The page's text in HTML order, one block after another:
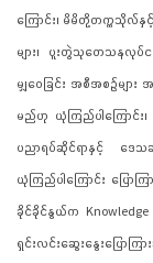
ကြောင်း၊ မိမိတို့တက္ကသိုလ်
များ၊ ပူးတွဲသုတေသနလုပ်င
မျှဝေခြင်း အစီအစဉ်မျာ
မည်ဟု ယုံကြည်ပါကြောင်း
ပညာရပ်ဆိုင်ရာနှင့် ဒေ
ယုံကြည်ပါကြောင်း ပြော
ခိုင်ခိုင်နွယ်က Knowledge
ရှင်းလင်းဆွေးနွေးပြော